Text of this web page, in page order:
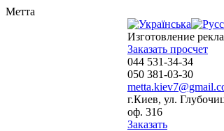
Метта
Изготовление
Заказать просчет
044 531-34-34
050 381-03-30
г.Киев, ул.
оф. 316
Заказать